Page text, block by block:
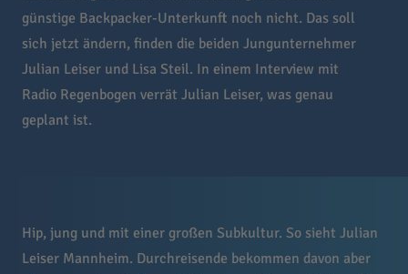
günstige Backpacker-Unterkunft noch nicht. Das soll
sich jetzt ändern, finden die beiden Jungunternehmer
Julian Leiser und Lisa Steil. In einem Interview mit
Radio Regenbogen verrät Julian Leiser, was genau
geplant ist.
Hip, jung und mit einer großen Subkultur. So sieht Julian
Leiser Mannheim. Durchreisende bekommen davon aber